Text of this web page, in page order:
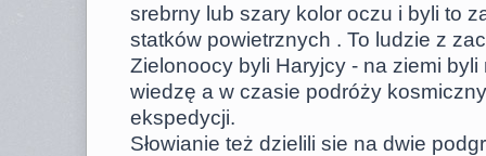
srebrny lub szary kolor oczu i byli to
statków powietrznych . To ludzie z
Zielonoocy byli Haryjcy - na ziemi
wiedzę a w czasie podróży
ekspedycji.
Słowianie też dzielili sie na dwie